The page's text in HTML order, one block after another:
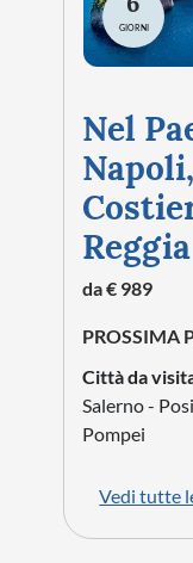
Vedi tutte
5
di